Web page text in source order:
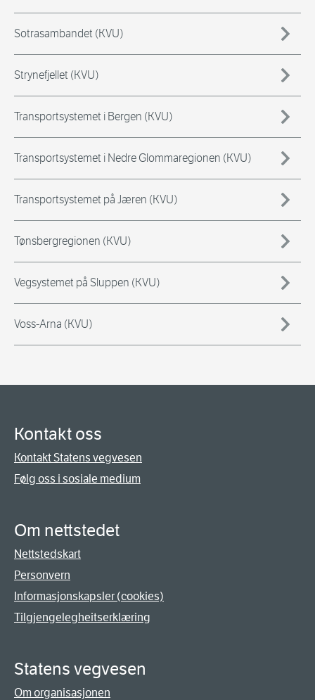
Sotrasambandet (KVU)
Strynefjellet (KVU)
Transportsystemet i Bergen (KVU)
Transportsystemet i Nedre Glommaregionen (KVU)
Transportsystemet på Jæren (KVU)
Tønsbergregionen (KVU)
Vegsystemet på Sluppen (KVU)
Voss-Arna (KVU)
Kontakt oss
Kontakt Statens vegvesen
Følg oss i sosiale medium
Om nettstedet
Nettstedskart
Personvern
Informasjonskapsler (cookies)
Tilgjengelegheitserklæring
Statens vegvesen
Om organisasjonen